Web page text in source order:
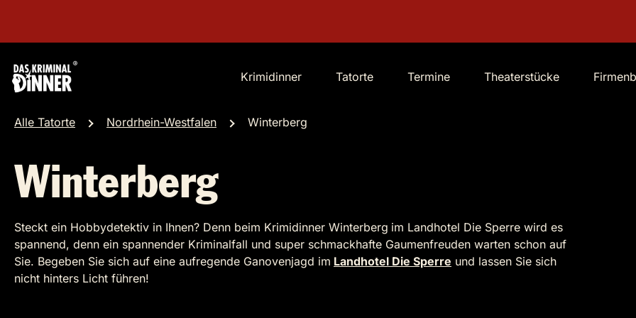
Krimidinner Tatorte Termine Theaterstücke
Alle Tatorte Nordrhein-Westfalen Winterberg
Winterberg
Steckt ein Hobbydetektiv in Ihnen? Denn beim Krimidinner Winterberg im Landhotel Die Sperre wird es
spannend, denn ein spannender Kriminalfall und super schmackhafte Gaumenfreuden warten schon auf
Sie. Begeben Sie sich auf eine aufregende Ganovenjagd im Landhotel Die Sperre und lassen Sie sich
nicht hinters Licht führen!